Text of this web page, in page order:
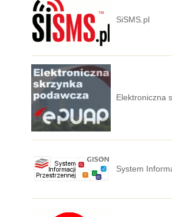
SiSMS.pl
Elektroniczna
System